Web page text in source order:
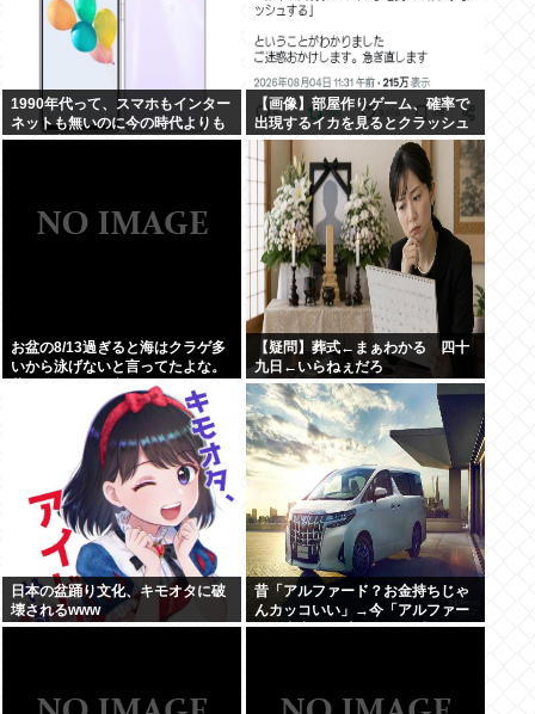
1990年代って、スマホもインター
ネットも無いのに今の時代よりも
カッコ良いよな
【画像】部屋作りゲーム、確率で
出現するイカを見るとクラッシュ
する不具合が発生ｗｗｗ
お盆の8/13過ぎると海はクラゲ多
いから泳げないと言ってたよな。
昔お盆過ぎると寒くなっていたし
【疑問】葬式←まぁわかる 四十
九日←いらねぇだろ
日本の盆踊り文化、キモオタに破
壊されるwww
昔「アルファード？お金持ちじゃ
んカッコいい」→今「アルファー
ド？中卒DQN専用イキり残クレカ